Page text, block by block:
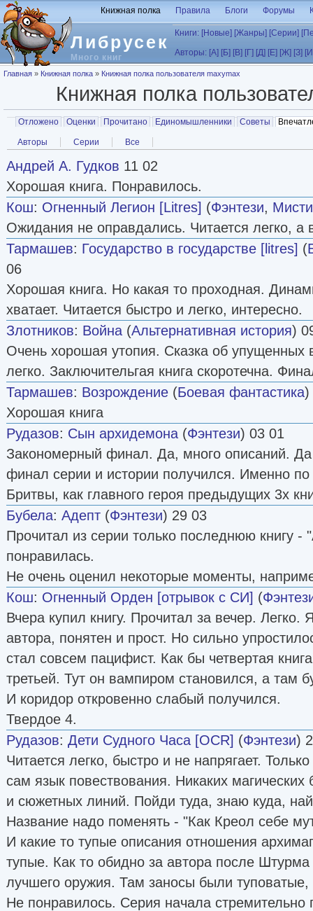
Перейти к основному содержанию
Либрусек
Много книг
Книжная полка Правила Блоги Форумы
Книги: [Новые] [Жанры] [Серии]
Авторы: [А] [Б] [В] [Г] [Д] [Е] [Ж] [З]
Вы здесь
Главная » Книжная полка » Книжная полка пользователя maxymax
Книжная полка
Главные вкладки
Отложено Оценки Прочитано Единомышленники Советы
Вторичные вкладки
Авторы Серии Все
Андрей А. Гудков 11 02
Хорошая книга. Понравилось.
Кош: Огненный Легион [Litres] (Фэнтези,
Ожидания не оправдались. Читается легко, а
Тармашев: Государство в государстве [litres] (
06
Хорошая книга. Но какая то проходная.
хватает. Читается быстро и легко, интересно.
Злотников: Война (Альтернативная история)
Очень хорошая утопия. Сказка об упущенных
легко. Заключительгая книга скоротечна.
Тармашев: Возрождение (Боевая фантастика)
Хорошая книга
Рудазов: Сын архидемона (Фэнтези) 03 01
Закономерный финал. Да, много описаний.
финал серии и истории получился. Именно по
Бритвы, как главного героя предыдущих 3х
Бубела: Адепт (Фэнтези) 29 03
Прочитал из серии только последнюю книгу -
понравилась.
Не очень оценил некоторые моменты,
Кош: Огненный Орден [отрывок с СИ] (
Вчера купил книгу. Прочитал за вечер. Легко.
автора, понятен и прост. Но сильно
стал совсем пацифист. Как бы четвертая
третьей. Тут он вампиром становился, а там
И коридор откровенно слабый получился.
Твердое 4.
Рудазов: Дети Судного Часа [OCR] (Фэнтези)
Читается легко, быстро и не напрягает.
сам язык повествования. Никаких магических
и сюжетных линий. Пойди туда, знаю куда,
Название надо поменять - "Как Креол себе
И какие то тупые описания отношения
тупые. Как то обидно за автора после
лучшего оружия. Там заносы были туповатые,
Не понравилось. Серия начала стремительно